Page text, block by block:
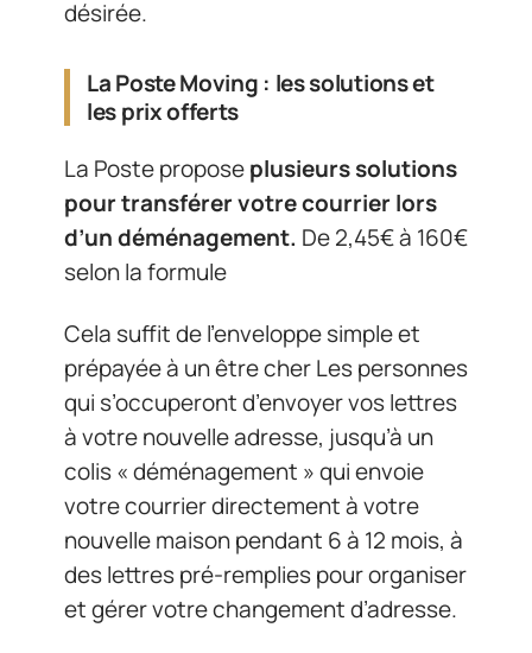
désirée.
La Poste Moving : les solutions et
les prix offerts
La Poste proposeplusieurs solutions
pour transférer votre courrier lors
d’un déménagement. De 2,45€ à 160€
selon la formule
Cela suffit de l’enveloppe simple et
prépayée à un être cher Les personnes
qui s’occuperont d’envoyer vos lettres
à votre nouvelle adresse, jusqu’à un
colis « déménagement » qui envoie
votre courrier directement à votre
nouvelle maison pendant 6 à 12 mois, à
des lettres pré-remplies pour organiser
et gérer votre changement d’adresse.